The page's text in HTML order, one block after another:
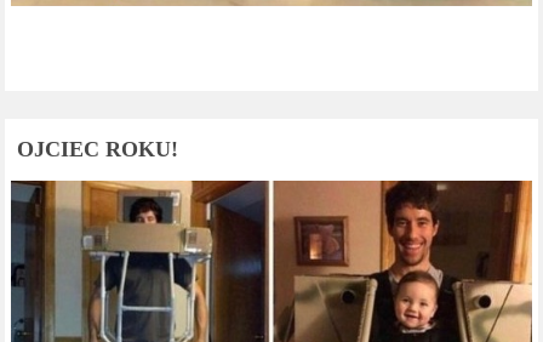
OJCIEC ROKU!